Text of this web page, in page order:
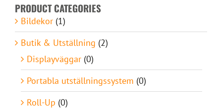
PRODUCT CATEGORIES
Bildekor (1)
Butik & Utställning (2)
Displayväggar (0)
Portabla utställningssystem (0)
Roll-Up (0)